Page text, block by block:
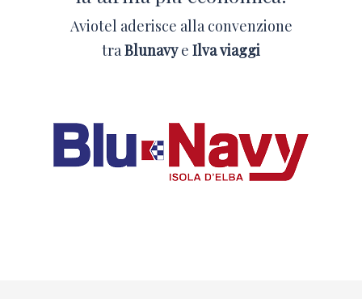
Aviotel aderisce alla convenzione
traBlunavye Ilva viaggi